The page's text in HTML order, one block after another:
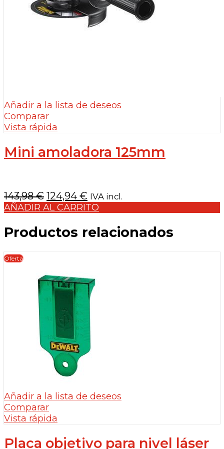
Añadir a la lista de deseos
Comparar
Vista rápida
Mini amoladora 125mm
143,98€ El
precio
era:
124,94 € El
precio
es:
IVA incl.
AÑADIR AL CARRITO
Productos relacionados
Oferta
Añadir a la lista de deseos
Comparar
Vista rápida
Placa objetivo para nivel láser